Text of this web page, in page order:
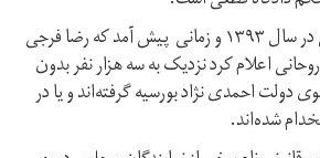
بحران بورسیه های تقلبی در سال ۱۳۹۳ و زمانی پیش آمد که رضا فرجی
اعلام کرد نزدیک به سه هزار نفر بدون
دولت احمدی نژاد بورسیه گرفته‌اند و یا در
شده‌اند.